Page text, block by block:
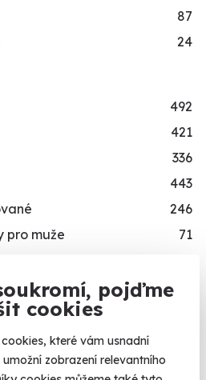
pojďme
cookies
které vám usnadní
zobrazení relevantního
volných
variantu:
87
24
492
421
336
443
246
pro muže
71